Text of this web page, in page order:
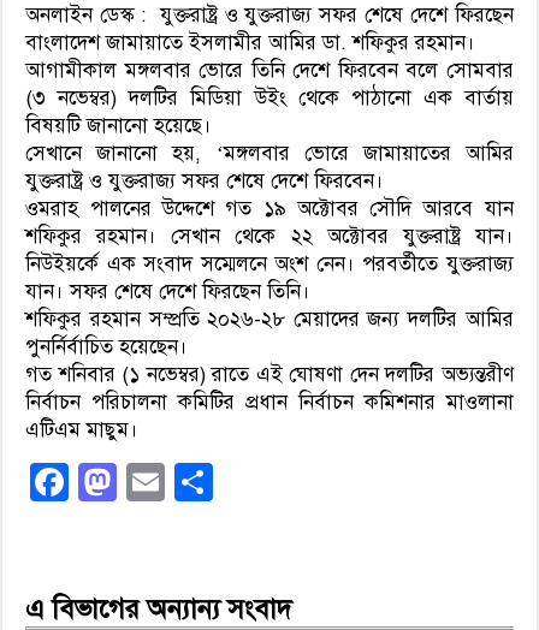
অনলাইন ডেস্ক : যুক্তরাষ্ট্র ও যুক্তরাজ্য সফর শেষে দেশে ফিরছেন
বাংলাদেশ জামায়াতে ইসলামীর আমির ডা. শফিকুর রহমান।
আগামীকাল মঙ্গলবার ভোরে তিনি দেশে ফিরবেন বলে সোমবার
(৩ নভেম্বর) দলটির মিডিয়া উইং থেকে পাঠানো এক বার্তায়
বিষয়টি জানানো হয়েছে।
সেখানে জানানো হয়, ‘মঙ্গলবার ভোরে জামায়াতের আমির
যুক্তরাষ্ট্র ও যুক্তরাজ্য সফর শেষে দেশে ফিরবেন।
ওমরাহ পালনের উদ্দেশে গত ১৯ অক্টোবর সৌদি আরবে যান
শফিকুর রহমান। সেখান থেকে ২২ অক্টোবর যুক্তরাষ্ট্র যান।
নিউইয়র্কে এক সংবাদ সম্মেলনে অংশ নেন। পরবর্তীতে যুক্তরাজ্য
যান। সফর শেষে দেশে ফিরছেন তিনি।
শফিকুর রহমান সম্প্রতি ২০২৬-২৮ মেয়াদের জন্য দলটির আমির
পুনর্নির্বাচিত হয়েছেন।
গত শনিবার (১ নভেম্বর) রাতে এই ঘোষণা দেন দলটির অভ্যন্তরীণ
নির্বাচন পরিচালনা কমিটির প্রধান নির্বাচন কমিশনার মাওলানা
এটিএম মাছুম।
Facebook
Mastodon
Email
এ বিভাগের অন্যান্য সংবাদ